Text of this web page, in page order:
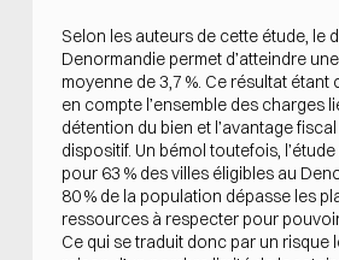
Selon les auteurs de cette étude, le
Denormandie permet d’atteindre
moyenne de 3,7 %. Ce résultat
en compte l’ensemble des charges
détention du bien et l’avantage
dispositif. Un bémol toutefois,
pour 63 % des villes éligibles au
80 % de la population dépasse les
ressources à respecter pour
Ce qui se traduit donc par un risque